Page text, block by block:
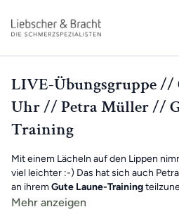
LIVE-Übungsgruppe //
Uhr // Petra Müller //
Training
Mit einem Lächeln auf den Lippen
viel leichter :-) Das hat sich auch
an ihremGute Laune-Training
Mehr anzeigen